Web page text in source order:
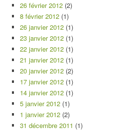
26 février 2012 (2)
8 février 2012 (1)
26 janvier 2012 (1)
23 janvier 2012 (1)
22 janvier 2012 (1)
21 janvier 2012 (1)
20 janvier 2012 (2)
17 janvier 2012 (1)
14 janvier 2012 (1)
5 janvier 2012 (1)
1 janvier 2012 (2)
31 décembre 2011 (1)